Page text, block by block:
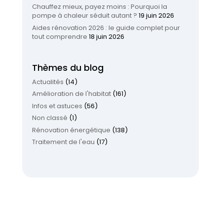
Chauffez mieux, payez moins : Pourquoi la
pompe à chaleur séduit autant ? 19 juin 2026
Aides rénovation 2026 : le guide complet pour
tout comprendre 18 juin 2026
Thèmes du blog
Actualités (14)
Amélioration de l'habitat(161)
Infos et astuces (56)
Non classé (1)
Rénovation énergétique (138)
Traitement de l'eau (17)